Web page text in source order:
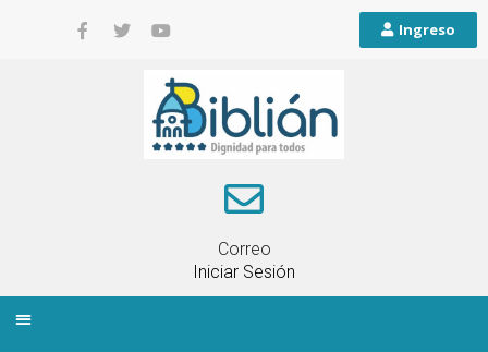
Ingreso
Correo
Iniciar Sesión